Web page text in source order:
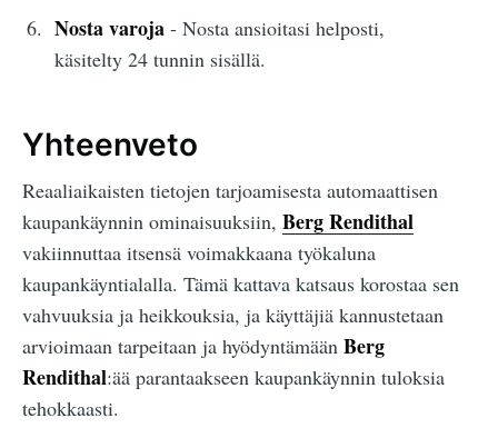
Nosta varoja- Nosta ansioitasi helposti,
käsitelty 24 tunnin sisällä.
Yhteenveto
Reaaliaikaisten tietojen tarjoamisesta automaattisen
kaupankäynnin ominaisuuksiin, Berg Rendithal
vakiinnuttaa itsensä voimakkaana työkaluna
kaupankäyntialalla. Tämä kattava katsaus korostaa sen
vahvuuksia ja heikkouksia, ja käyttäjiä kannustetaan
arvioimaan tarpeitaan ja hyödyntämään Berg
Rendithal:ää parantaakseen kaupankäynnin tuloksia
tehokkaasti.